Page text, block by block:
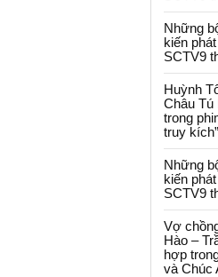
Những
kiến
SCTV9
Huỳnh
Châu Tú
trong
truy kích”
Những
kiến
SCTV9
Vợ
Hào –
hợp
và Chúc